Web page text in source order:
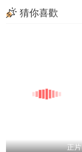
猜你喜歡
正片